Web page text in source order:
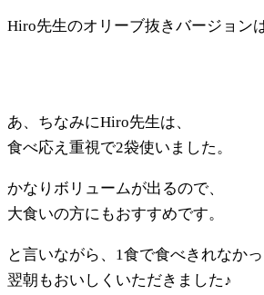
Hiro先生のオリーブ抜きバージョン
あ、ちなみにHiro先生は、
食べ応え重視で2袋使いました。
かなりボリュームが出るので、
大食いの方にもおすすめです。
と言いながら、1食で食べきれなか
翌朝もおいしくいただきました♪